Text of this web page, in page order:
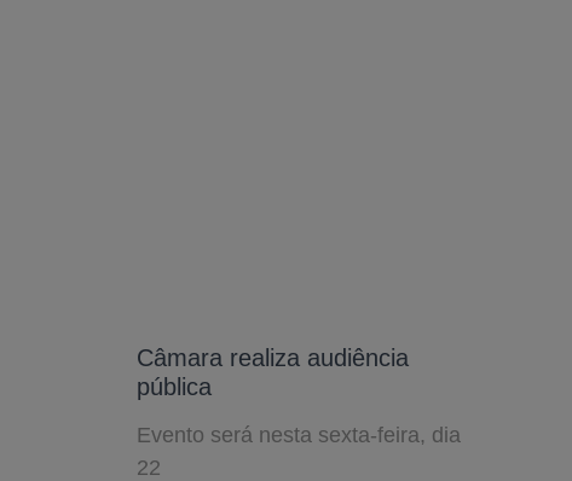
Câmara realiza audiência
pública
Evento será nesta sexta-feira, dia
22